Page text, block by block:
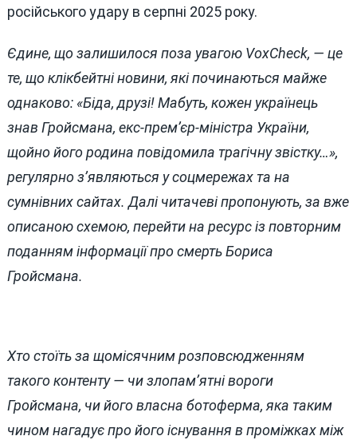
російського удару в серпні 2025 року.
Єдине, що залишилося поза увагою VoxCheck, — це
те, що клікбейтні новини, які починаються майже
однаково: «Біда, друзі! Мабуть, кожен українець
знав Гройсмана, екс-прем’єр-міністра України,
щойно його родина повідомила трагічну звістку…»,
регулярно з’являються у соцмережах та на
сумнівних сайтах. Далі читачеві пропонують, за вже
описаною схемою, перейти на ресурс із повторним
поданням інформації про смерть Бориса
Гройсмана.
Хто стоїть за щомісячним розповсюдженням
такого контенту — чи злопам’ятні вороги
Гройсмана, чи його власна ботоферма, яка таким
чином нагадує про його існування в проміжках між